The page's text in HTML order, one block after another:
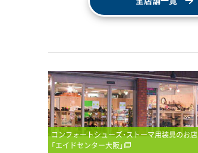
コンフォートシューズ・ストーマ用装具のお店
「エイドセンター大阪」